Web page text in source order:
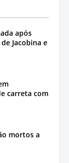
após
Jacobina e
carreta com
mortos a